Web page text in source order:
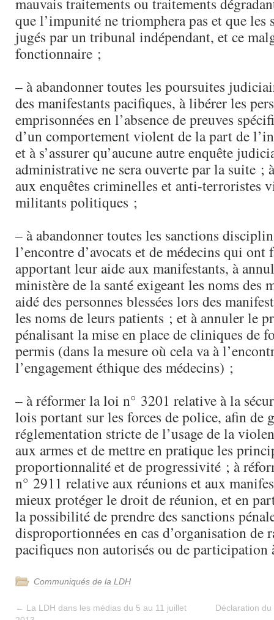
que l’impunité ne triomphera pas et que les
jugés par un tribunal indépendant, et ce
fonctionnaire ;
– à abandonner toutes les poursuites
des manifestants pacifiques, à libérer les
emprisonnées en l’absence de preuves
d’un comportement violent de la part de
et à s’assurer qu’aucune autre enquête
administrative ne sera ouverte par la suite ;
aux enquêtes criminelles et anti-terroristes
militants politiques ;
– à abandonner toutes les sanctions
l’encontre d’avocats et de médecins qui
apportant leur aide aux manifestants, à
ministère de la santé exigeant les noms des
aidé des personnes blessées lors des
les noms de leurs patients ; et à annuler le
pénalisant la mise en place de cliniques de
permis (dans la mesure où cela va à
l’engagement éthique des médecins) ;
– à réformer la loi n° 3201 relative à la
lois portant sur les forces de police, afin de
réglementation stricte de l’usage de la
aux armes et de mettre en pratique les
proportionnalité et de progressivité ; à
n° 2911 relative aux réunions et aux
mieux protéger le droit de réunion, et en
la possibilité de prendre des sanctions
disproportionnées en cas d’organisation de
pacifiques non autorisés ou de participation
Communiqués de la LDH
← La LDH dans les médias du 5 au 11 juillet
Déclaration